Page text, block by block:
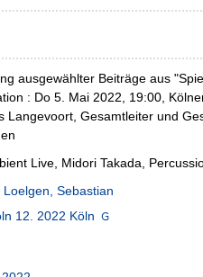
ausgewählter Beiträge aus
: Do 5. Mai 2022, 19:00,
Langevoort, Gesamtleiter und
Live, Midori Takada,
Loelgen, Sebastian
12. 2022 Köln